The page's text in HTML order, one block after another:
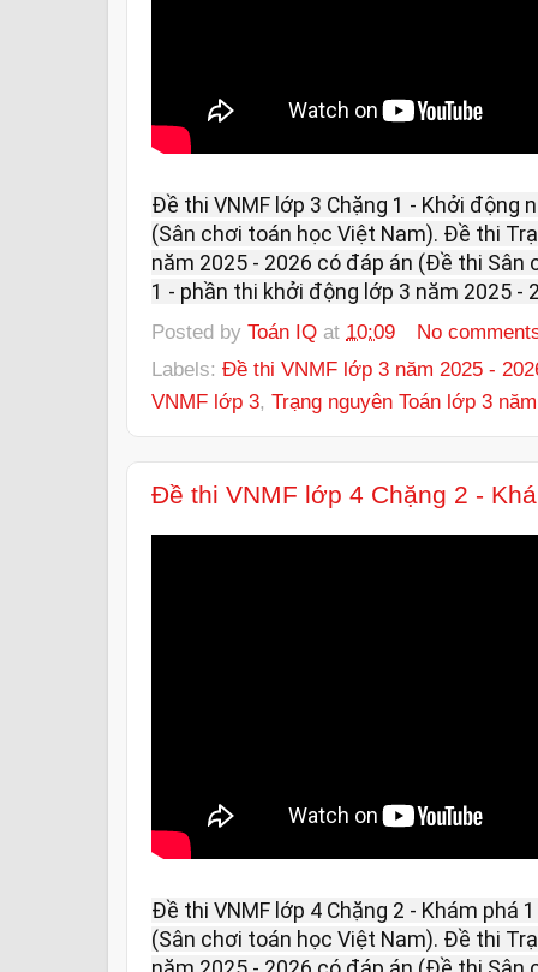
Đề thi VNMF lớp 3 Chặng 1 - Khởi động
(Sân chơi toán học Việt Nam). Đề thi
năm 2025 - 2026 có đáp án (Đề thi Sân
1 - phần thi khởi động lớp 3 năm 2025 -
Posted by Toán IQ at 10:09
No
Labels: Đề thi VNMF lớp 3 năm 2025 -
VNMF lớp 3, Trạng nguyên Toán lớp 3
Đề thi VNMF lớp 4 Chặng 2 -
Đề thi VNMF lớp 4 Chặng 2 - Khám phá
(Sân chơi toán học Việt Nam). Đề thi